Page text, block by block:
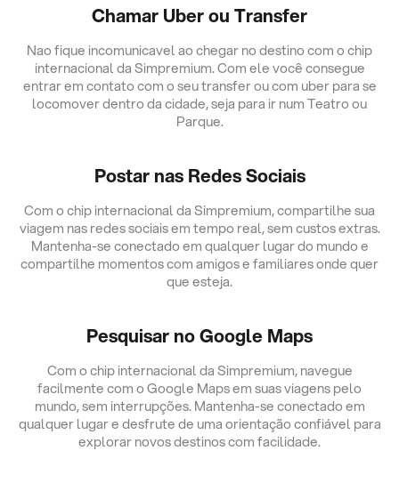
Chamar Uber ou Transfer
Nao fique incomunicavel ao chegar no destino com o chip
internacional da Simpremium. Com ele você consegue
entrar em contato com o seu transfer ou com uber para se
locomover dentro da cidade, seja para ir num Teatro ou
Parque.
Postar nas Redes Sociais
Com o chip internacional da Simpremium, compartilhe sua
viagem nas redes sociais em tempo real, sem custos extras.
Mantenha-se conectado em qualquer lugar do mundo e
compartilhe momentos com amigos e familiares onde quer
que esteja.
Pesquisar no Google Maps
Com o chip internacional da Simpremium, navegue
facilmente com o Google Maps em suas viagens pelo
mundo, sem interrupções. Mantenha-se conectado em
qualquer lugar e desfrute de uma orientação confiável para
explorar novos destinos com facilidade.